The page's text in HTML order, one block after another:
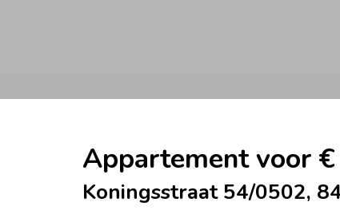
Appartement voor
Koningsstraat 54/0502,